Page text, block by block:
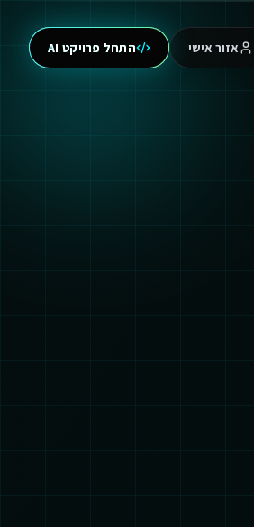
אזור אישי התחל פרויקט AI